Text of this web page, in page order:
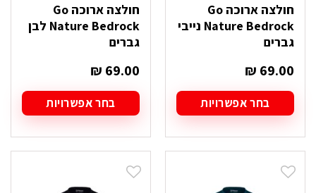
חולצה ארוכה Go
Nature Bedrock נייבי
גברים
₪ 69.00
בחר אפשרויות
זה
יש
סוגים.
חולצה ארוכה Go
Nature Bedrock לבן
גברים
₪ 69.00
בחר אפשרויות
זה
יש
סוגים.